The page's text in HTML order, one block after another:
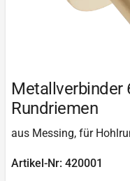
Metallverbinder
Rundriemen
aus Messing, für
Artikel-Nr: 420001